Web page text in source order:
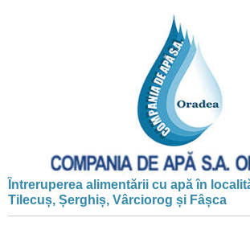
Întreruperea alimentării cu apă în
Tilecuș, Șerghiș, Vârciorog și Fâșca